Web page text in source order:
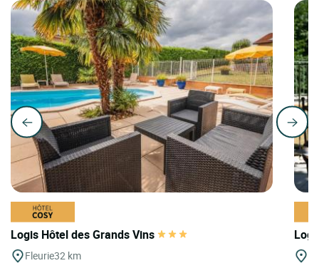
Logis Hôtel des Grands Vins
Fleurie32 km